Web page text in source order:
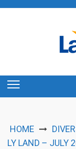
HOME
LY LAND – JULY